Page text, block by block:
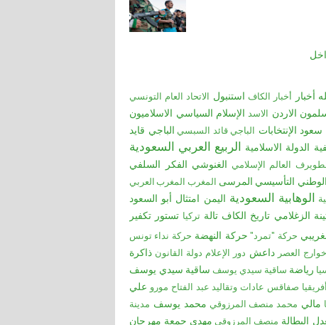
أخبار أخبار الكاف استنبول الاتحاد العام التونسي
الاردن الاسد الإسلام السياسي الاسلاميون
سعود الإنتخابات الباجي قائد السبسي الباجي قايد
الدولة الاسلامية الربيع العربي السعودية
العالم الإسلامي الغنوشي الفكر السلفي
التأسيسي المرسى المغرب المغرب العربي
الوهابية السعودية اليمن امتثال أبو السعود
الزغلامي تاريخ الكاف تالة تركيا ﺗﺴﺘﻮر تكفير
حركة "تمرد" حركة النهضة حركة نداء تونس
خوارج العصر داعش دور الإعلام دولة القانون ذاكرة
رياضة ﺳﺎﻗﯿﺔ ﺳﯿﺪي ﯾﻮﺳﻒ ساقية سيدي يوسف
صفاقس عادات وتقاليد عبد الفتاح مورو علي
مالي محمد منصف المرزوقي محمد يوسف مدينة
البطالة منصف المرزوقي مهدي جمعة مهرجان